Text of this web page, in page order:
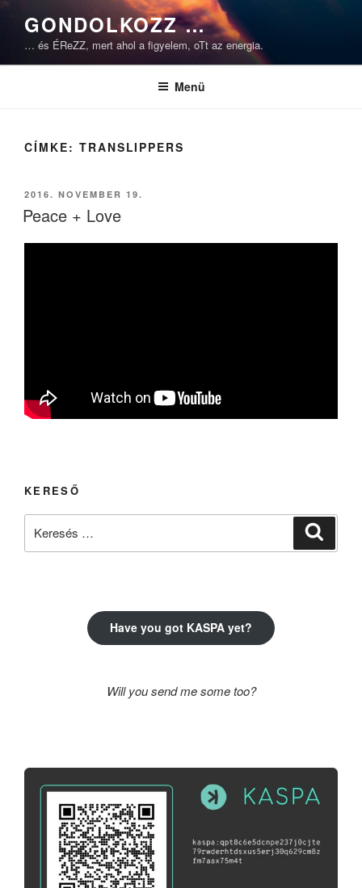
Tartalomhoz
GONDOLKOZZ …
… és ÉReZZ, mert ahol a figyelem, oTt az energia.
Menü
CÍMKE: TRANSLIPPERS
BEKÜLDVE:
2016. NOVEMBER 19.
Peace + Love
KERESŐ
Have you got KASPA yet?
Will you send me some too?